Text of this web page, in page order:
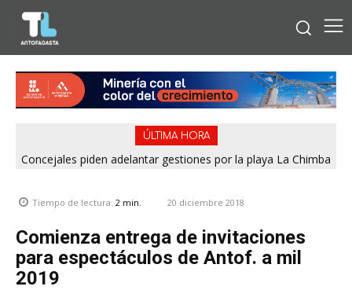
ÚLTIMA HORA
Concejales piden adelantar gestiones por la playa La Chimba
Tiempo de lectura: 2 min. 20 diciembre 2018
Comienza entrega de invitaciones
para espectáculos de Antof. a mil
2019